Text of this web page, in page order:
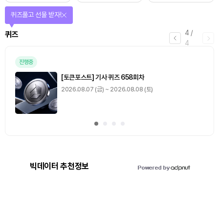
4 /
4
퀴즈
퀴즈풀고 선물 받자!
진행중
[토큰포스트] 기사 퀴즈 658회차
2026.08.07 (금) ~ 2026.08.08 (토)
빅데이터 추천정보